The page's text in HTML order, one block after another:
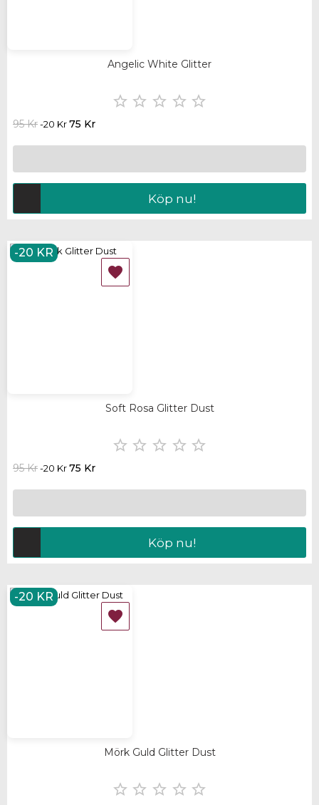
Angelic White Glitter
    
95 Kr-20 Kr75 Kr
Köp nu!
-20 KR

Soft Rosa Glitter Dust
    
95 Kr-20 Kr75 Kr
Köp nu!
-20 KR

Mörk Guld Glitter Dust
    